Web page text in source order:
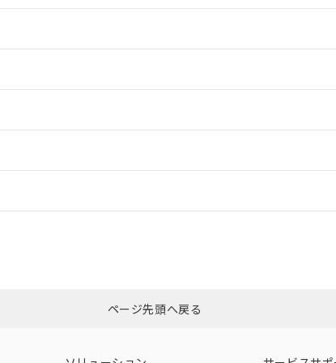
ダウンロードはこちらページ先頭へ戻る